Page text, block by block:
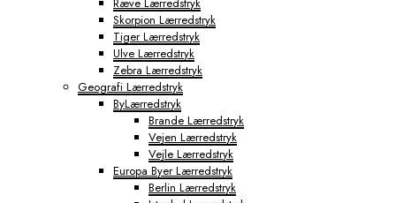
Skorpion Lærredstryk
Tiger Lærredstryk
Ulve Lærredstryk
Zebra Lærredstryk
Geografi Lærredstryk
ByLærredstryk
Brande Lærredstryk
Vejen Lærredstryk
Vejle Lærredstryk
Europa Byer Lærredstryk
Berlin Lærredstryk